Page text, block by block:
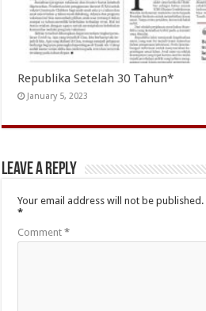
Republika Setelah 30 Tahun*
January 5, 2023
Leave a Reply
Your email address will not be published.
*
Comment*